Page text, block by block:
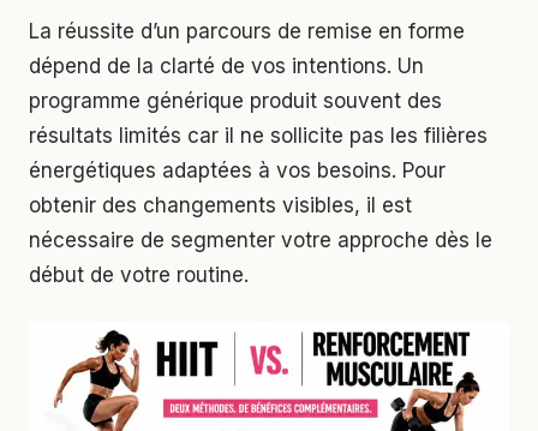
La réussite d’un parcours de remise en forme
dépend de la clarté de vos intentions. Un
programme générique produit souvent des
résultats limités car il ne sollicite pas les filières
énergétiques adaptées à vos besoins. Pour
obtenir des changements visibles, il est
nécessaire de segmenter votre approche dès le
début de votre routine.